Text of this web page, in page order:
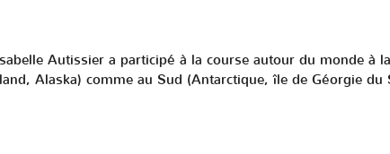
Autissier a participé à la course autour du monde à
Alaska) comme au Sud (Antarctique, île de Géorgie du